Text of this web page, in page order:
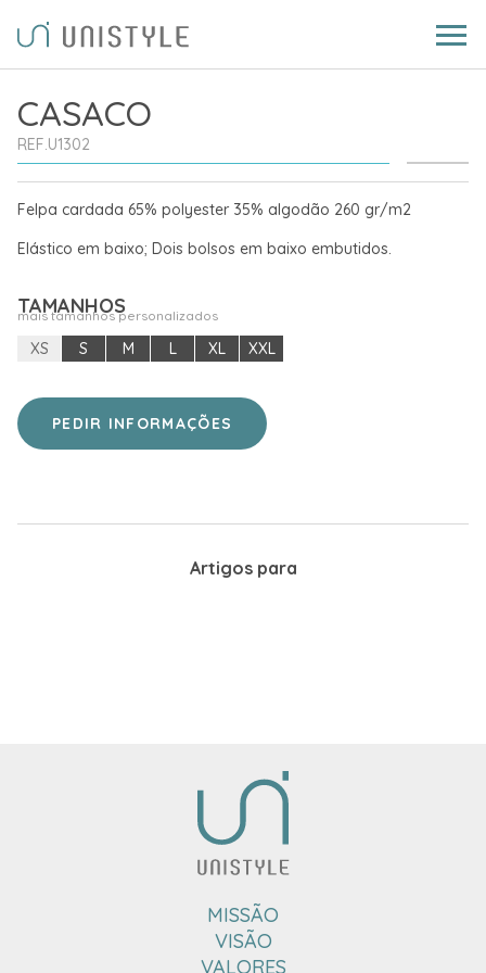
CASACO
REF.U1302
Felpa cardada 65% polyester 35% algodão 260 gr/m2
Elástico em baixo; Dois bolsos em baixo embutidos.
TAMANHOS
mais tamanhos personalizados
XS S M L XL XXL
PEDIR INFORMAÇÕES
Artigos para
MISSÃO
VISÃO
VALORES